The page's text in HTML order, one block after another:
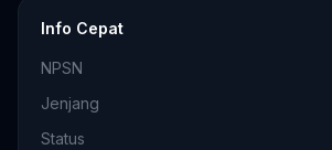
Info Cepat
NPSN
Jenjang
Status